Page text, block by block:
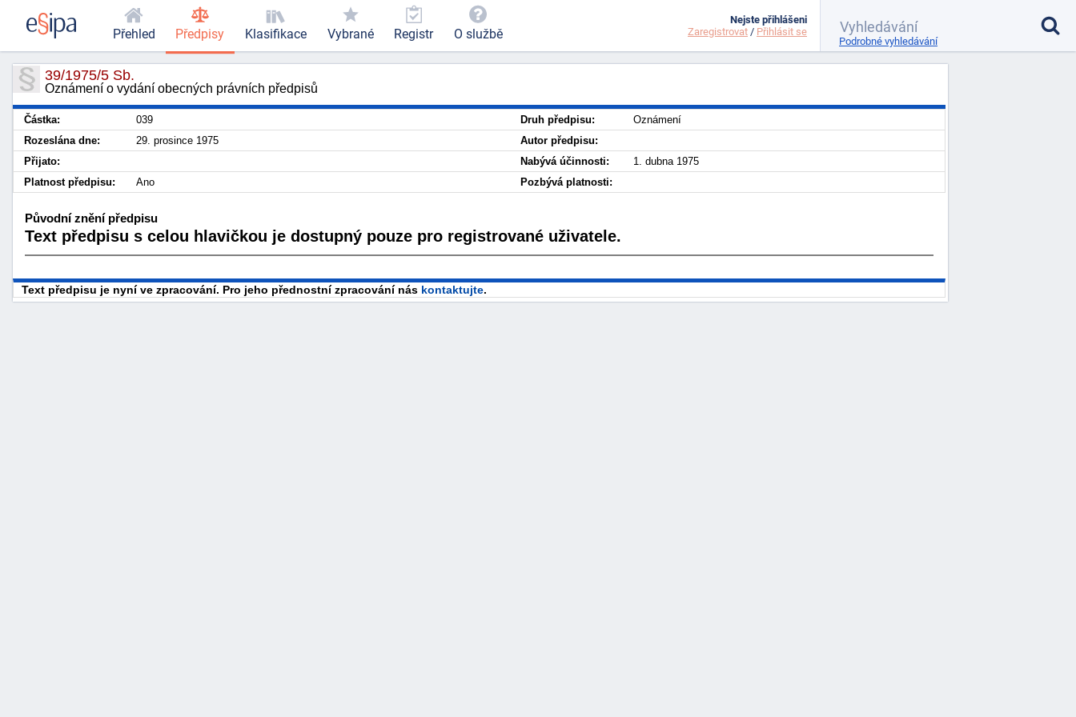
39/1975/5 Sb.
Oznámení o vydání obecných právních předpisů
Částka: 039 Druh předpisu:
Oznámení
Rozeslána dne:
29. prosince 1975
Autor předpisu:
Přijato:
Nabývá účinnosti:
1. dubna 1975
Platnost předpisu:
Ano Pozbývá platnosti:
Původní znění předpisu
Text předpisu s celou hlavičkou je dostupný pouze pro registrované uživatele.
Text předpisu je nyní ve zpracování. Pro jeho přednostní zpracování nás kontaktujte.
Přehled Předpisy Klasifikace Vybrané Registr O službě
Nejste přihlášeni
Zaregistrovat / Přihlásit se
Podrobné vyhledávání